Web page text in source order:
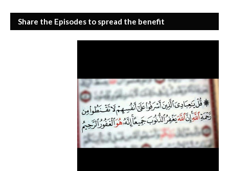
Share the Episodes to spread the benefit